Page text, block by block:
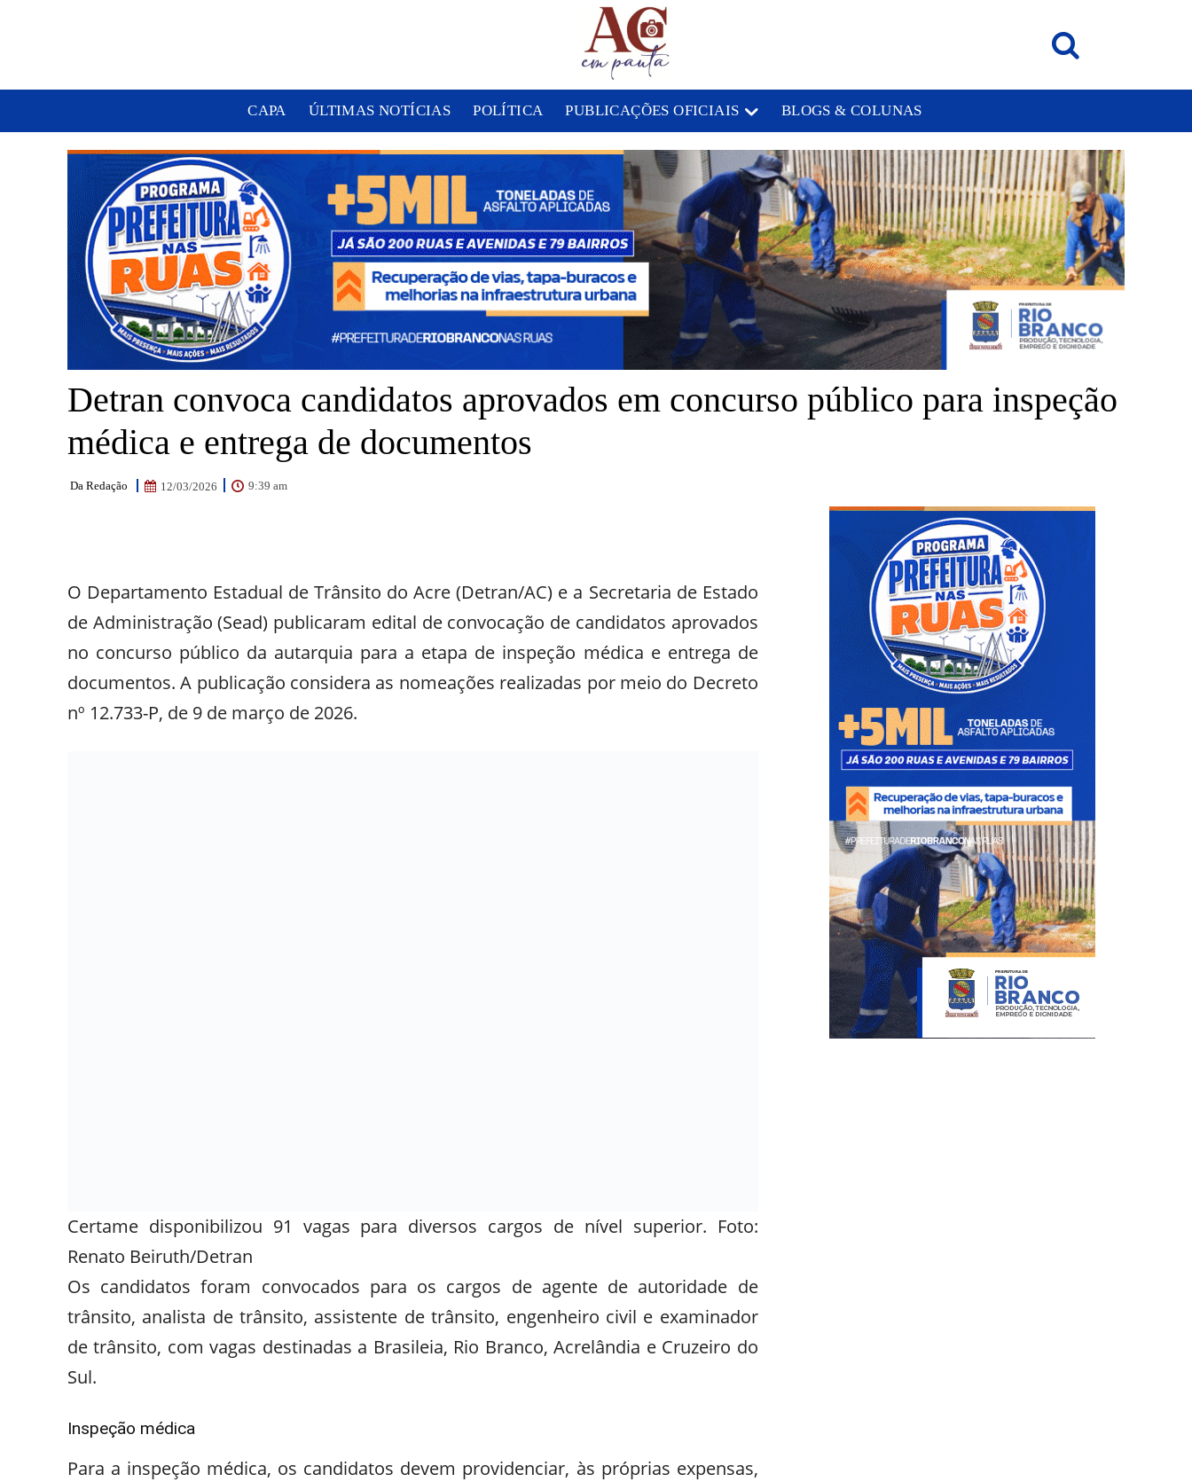
CAPA ÚLTIMAS NOTÍCIAS POLÍTICA PUBLICAÇÕES OFICIAIS BLOGS & COLUNAS
Detran convoca candidatos aprovados em concurso público para inspeção
médica e entrega de documentos
Da Redação 12/03/2026 9:39 am
O Departamento Estadual de Trânsito do Acre (Detran/AC) e a Secretaria de Estado
de Administração (Sead) publicaram edital de convocação de candidatos aprovados
no concurso público da autarquia para a etapa de inspeção médica e entrega de
documentos. A publicação considera as nomeações realizadas por meio do Decreto
nº 12.733-P, de 9 de março de 2026.
Certame disponibilizou 91 vagas para diversos cargos de nível superior. Foto:
Renato Beiruth/Detran
Os candidatos foram convocados para os cargos de agente de autoridade de
trânsito, analista de trânsito, assistente de trânsito, engenheiro civil e examinador
de trânsito, com vagas destinadas a Brasileia, Rio Branco, Acrelândia e Cruzeiro do
Sul.
Inspeção médica
Para a inspeção médica, os candidatos devem providenciar, às próprias expensas,